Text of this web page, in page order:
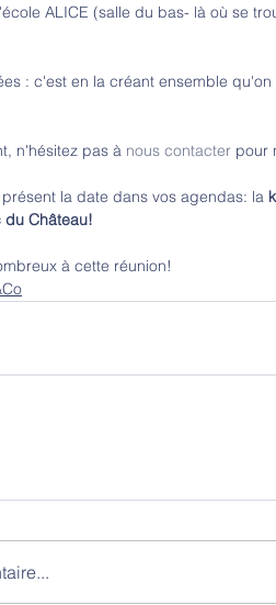
ALICE (salle du bas- là où se
: c'est en la créant ensemble
n'hésitez pas à nous contacter pour
la date dans vos agendas: la
du Château!
à cette réunion!